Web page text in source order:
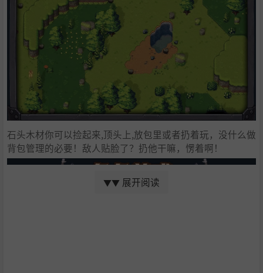
石头木材你可以捡起来,顶头上,放包里或者扔着玩，没什么做
背包管理的必要！敌人贴脸了？扔他干嘛，愣着啊！
▼▼ 展开阅读